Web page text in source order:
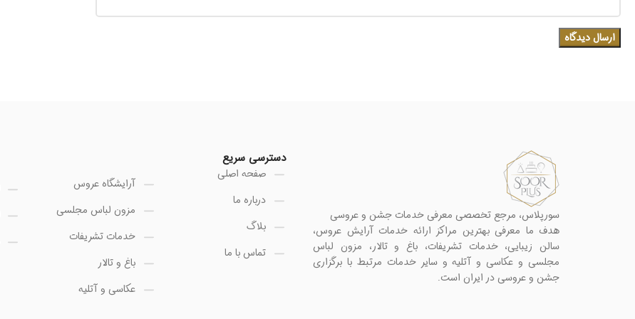
سورپلاس، مرجع تخصصی معرفی خدمات جشن و عروسی
هدف ما معرفی بهترین مراکز ارائه خدمات آرایش عروس،
سالن زیبایی، خدمات تشریفات، باغ و تالار، مزون لباس
مجلسی و عکاسی و آتلیه و سایر خدمات مرتبط با برگزاری
جشن و عروسی در ایران است.
دسترسی سریع
صفحه اصلی
درباره ما
بلاگ
تماس با ما
آرایشگاه عروس
مزون لباس مجلسی
خدمات تشریفات
باغ و تالار
عکاسی و آتلیه